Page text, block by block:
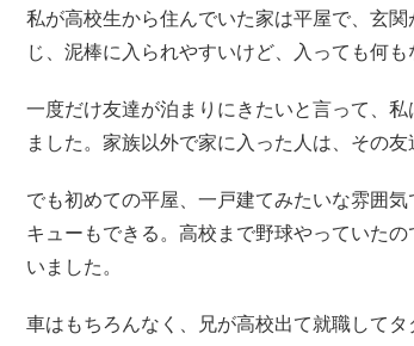
私が高校生から住んでいた家は平屋で、玄
じ、泥棒に入られやすいけど、入っても何も
一度だけ友達が泊まりにきたいと言って、
ました。家族以外で家に入った人は、その友
でも初めての平屋、一戸建てみたいな雰囲
キューもできる。高校まで野球やっていた
いました。
車はもちろんなく、兄が高校出て就職して